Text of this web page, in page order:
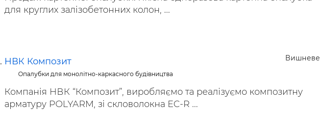
для круглих залізобетонних колон, ...
Вишневе
НВК Композит
Опалубки для монолітно-каркасного будівництва
Компанія НВК “Композит”, виробляємо та реалізуємо композитну
арматуру POLYARM, зі скловолокна EC-R ...